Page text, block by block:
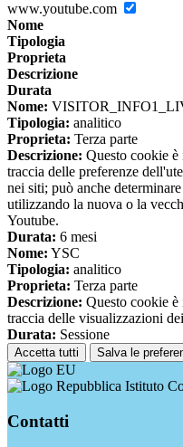
www.youtube.com
Nome
Tipologia
Proprieta
Descrizione
Durata
Nome:
Tipologia: analitico
Proprieta: Terza parte
Descrizione: Questo cookie è
traccia delle preferenze
nei siti; può anche
utilizzando la nuova o la
Youtube.
Durata: 6 mesi
Nome: YSC
Tipologia: analitico
Proprieta: Terza parte
Descrizione: Questo cookie è
traccia delle visualizzazioni
Durata: Sessione
Accetta tutti Salva le
Istituto
Contatti